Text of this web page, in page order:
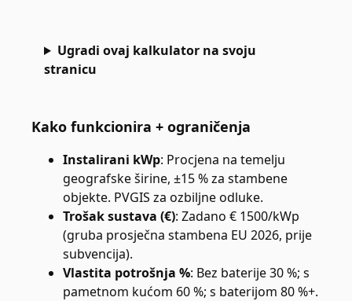
Ugradi ovaj kalkulator na svoju
stranicu
Kako funkcionira + ograničenja
Instalirani kWp: Procjena na temelju
geografske širine, ±15 % za stambene
objekte. PVGIS za ozbiljne odluke.
Trošak sustava (€): Zadano € 1500/kWp
(gruba prosječna stambena EU 2026, prije
subvencija).
Vlastita potrošnja %: Bez baterije 30 %; s
pametnom kućom 60 %; s baterijom 80 %+.